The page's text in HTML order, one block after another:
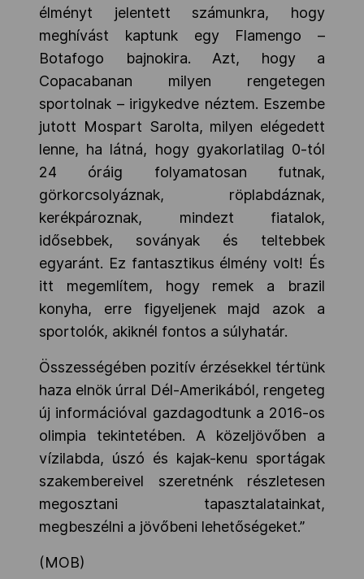
élményt jelentett számunkra, hogy
meghívást kaptunk egy Flamengo –
Botafogo bajnokira. Azt, hogy a
Copacabanan milyen rengetegen
sportolnak – irigykedve néztem. Eszembe
jutott Mospart Sarolta, milyen elégedett
lenne, ha látná, hogy gyakorlatilag 0-tól
24 óráig folyamatosan futnak,
görkorcsolyáznak, röplabdáznak,
kerékpároznak, mindezt fiatalok,
idősebbek, soványak és teltebbek
egyaránt. Ez fantasztikus élmény volt! És
itt megemlítem, hogy remek a brazil
konyha, erre figyeljenek majd azok a
sportolók, akiknél fontos a súlyhatár.
Összességében pozitív érzésekkel tértünk
haza elnök úrral Dél-Amerikából, rengeteg
új információval gazdagodtunk a 2016-os
olimpia tekintetében. A közeljövőben a
vízilabda, úszó és kajak-kenu sportágak
szakembereivel szeretnénk részletesen
megosztani tapasztalatainkat,
megbeszélni a jövőbeni lehetőségeket.”
(MOB)